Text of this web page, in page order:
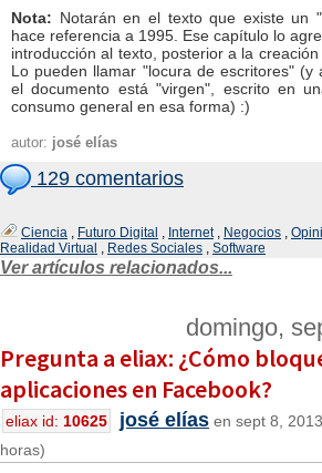
Nota: Notarán en el texto que existe un
hace referencia a 1995. Ese capítulo lo
introducción al texto, posterior a la
Lo pueden llamar "locura de escritores"
el documento está "virgen", escrito en
consumo general en esa forma) :)
autor: josé elías
129 comentarios
Ciencia , Futuro Digital , Internet, Negocios ,
Realidad Virtual , Redes Sociales , Software
Ver artículos relacionados...
domingo,
Pregunta a eliax: ¿Cómo
aplicaciones en Facebook?
eliax id: 10625 josé elías en sept 8,
horas)